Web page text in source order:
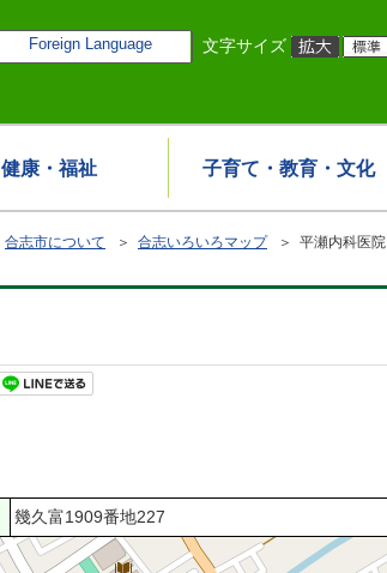
Foreign Language 文字サイズ
健康・福祉 子育て・教育・文化
合志市について ＞ 合志いろいろマップ＞ 平瀬内科医院
幾久富1909番地227